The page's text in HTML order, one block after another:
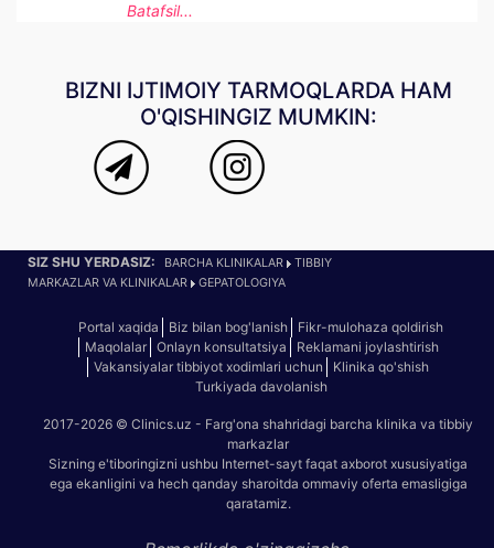
Batafsil...
BIZNI IJTIMOIY TARMOQLARDA HAM
O'QISHINGIZ MUMKIN:
SIZ SHU YERDASIZ: BARCHA KLINIKALAR
TIBBIY
MARKAZLAR VA KLINIKALAR
GEPATOLOGIYA
Portal xaqida Biz bilan bog'lanish
Fikr-mulohaza qoldirish
Maqolalar
Onlayn konsultatsiya
Reklamani joylashtirish
Vakansiyalar tibbiyot xodimlari uchun
Klinika qo'shish
Turkiyada davolanish
2017-2026 © Clinics.uz - Farg'ona shahridagi barcha klinika va tibbiy
markazlar
Sizning e'tiboringizni ushbu Internet-sayt faqat axborot xususiyatiga
ega ekanligini va hech qanday sharoitda ommaviy oferta emasligiga
qaratamiz.